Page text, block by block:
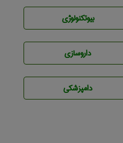
بيوتكنولوژی
داروسازی
دامپزشكی